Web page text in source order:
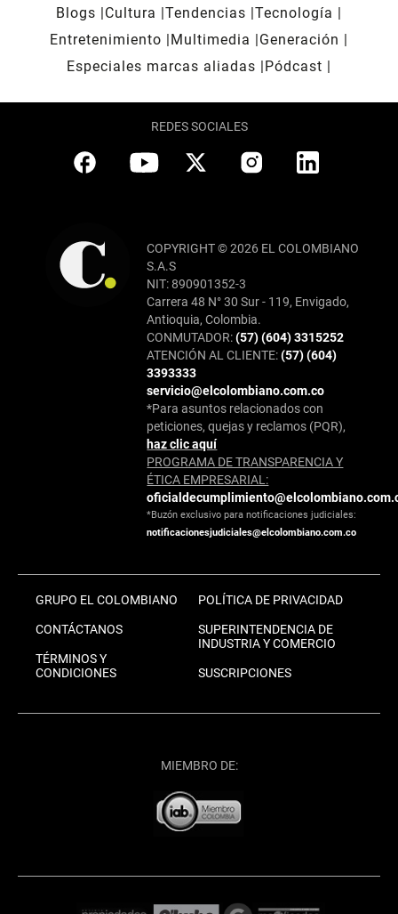
Blogs
Cultura Tendencias Tecnología
Entretenimiento
Multimedia
Generación
Especiales marcas aliadas
Pódcast
REDES SOCIALES
COPYRIGHT © 2026 EL COLOMBIANO
S.A.S
NIT: 890901352-3
Carrera 48 N° 30 Sur - 119, Envigado,
Antioquia, Colombia.
CONMUTADOR:(57) (604) 3315252
ATENCIÓN AL CLIENTE:(57) (604)
3393333
servicio@elcolombiano.com.co
*Para asuntos relacionados con
peticiones, quejas y reclamos (PQR),
haz clic aquí
PROGRAMA DE TRANSPARENCIA Y
ÉTICA EMPRESARIAL:
*Buzón exclusivo para notificaciones judiciales:
notificacionesjudiciales@elcolombiano.com.co
GRUPO EL COLOMBIANO
CONTÁCTANOS
TÉRMINOS Y
CONDICIONES
POLÍTICA DE PRIVACIDAD
SUPERINTENDENCIA DE
INDUSTRIA Y COMERCIO
SUSCRIPCIONES
MIEMBRO DE: